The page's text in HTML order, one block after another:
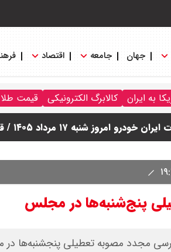
جهان جامعه اقتصاد
به ایران کالابرگ الکترونیکی قیمت طلا
تومانی قیمت کوییک
۱۷ مرداد ۱۴۰۵ / قیمت اطلس چند؟ + جدول
شنبه ۱۷ مرداد ۱۴۰۵ / قیمت دنا چند ؟ + جدول
شاخص افزایشی شد + تحلیل
پنج‌شنبه‌ها در مجلس
مجدد مصوبه تعطیلی پنجشنبه‌ها در